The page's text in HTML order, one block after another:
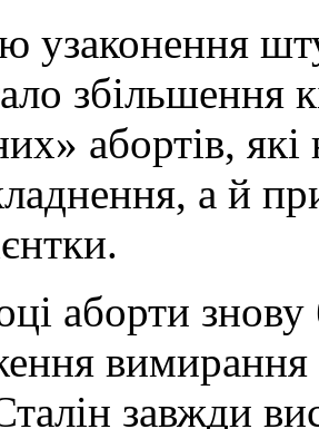
збільшення
абортів,
а й
аборти
вимирання
завжди